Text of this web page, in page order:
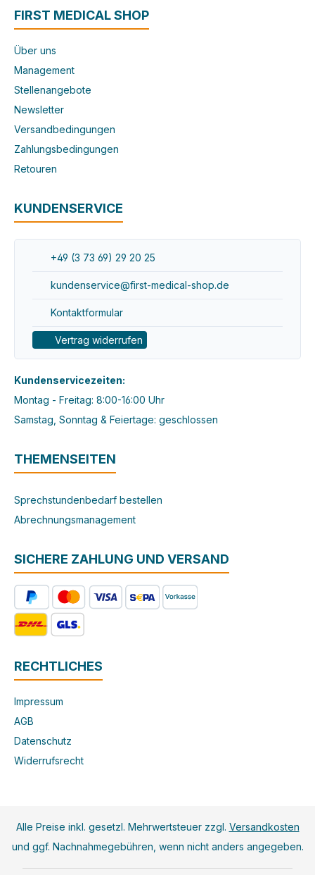
FIRST MEDICAL SHOP
Über uns
Management
Stellenangebote
Newsletter
Versandbedingungen
Zahlungsbedingungen
Retouren
KUNDENSERVICE
+49 (3 73 69) 29 20 25
kundenservice@first-medical-shop.de
Kontaktformular
Vertrag widerrufen
Kundenservicezeiten:
Montag - Freitag: 8:00-16:00 Uhr
Samstag, Sonntag & Feiertage: geschlossen
THEMENSEITEN
Sprechstundenbedarf bestellen
Abrechnungsmanagement
SICHERE ZAHLUNG UND VERSAND
RECHTLICHES
Impressum
AGB
Datenschutz
Widerrufsrecht
Alle Preise inkl. gesetzl. Mehrwertsteuer zzgl. Versandkosten
und ggf. Nachnahmegebühren, wenn nicht anders angegeben.